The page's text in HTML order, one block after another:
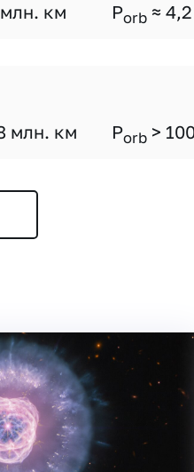
км Porb ≈ 4,2
млн. км Porb >